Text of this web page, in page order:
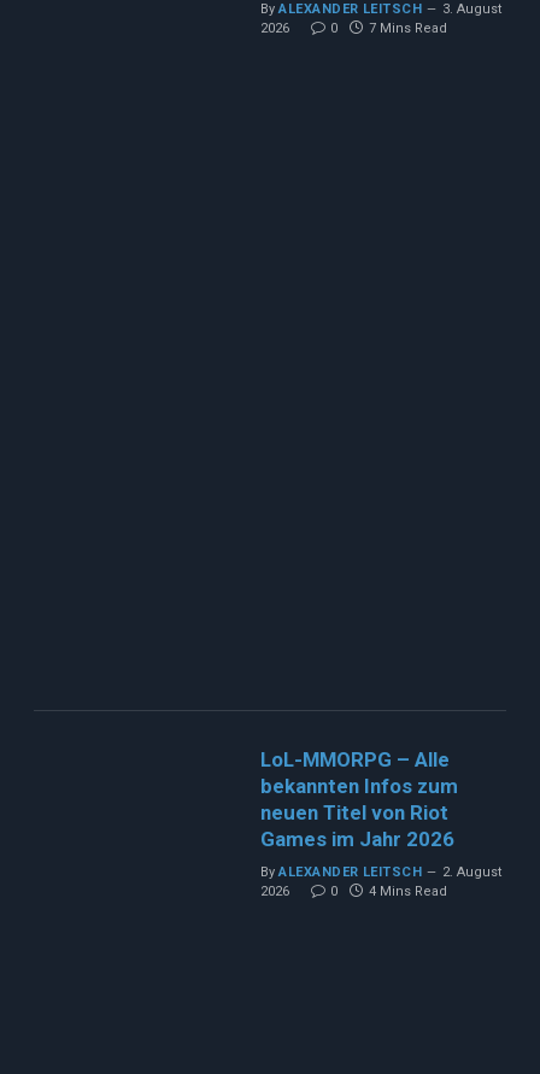
By ALEXANDER LEITSCH
3. August
2026
0 7 Mins Read
LoL-MMORPG – Alle
bekannten Infos zum
neuen Titel von Riot
Games im Jahr 2026
By ALEXANDER LEITSCH
2. August
2026
0 4 Mins Read